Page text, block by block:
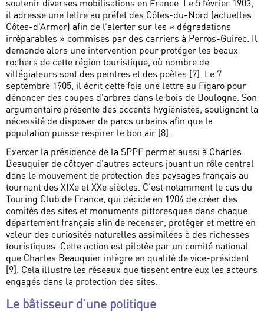
soutenir diverses mobilisations en France. Le 5 février 1903,
il adresse une lettre au préfet des Côtes-du-Nord (actuelles
Côtes-d’Armor) afin de l’alerter sur les « dégradations
irréparables » commises par des carriers à Perros-Guirec. Il
demande alors une intervention pour protéger les beaux
rochers de cette région touristique, où nombre de
villégiateurs sont des peintres et des poètes [7]. Le 7
septembre 1905, il écrit cette fois une lettre au Figaro pour
dénoncer des coupes d’arbres dans le bois de Boulogne. Son
argumentaire présente des accents hygiénistes, soulignant la
nécessité de disposer de parcs urbains afin que la
population puisse respirer le bon air [8].
Exercer la présidence de la SPPF permet aussi à Charles
Beauquier de côtoyer d’autres acteurs jouant un rôle central
dans le mouvement de protection des paysages français au
tournant des XIXe et XXe siècles. C’est notamment le cas du
Touring Club de France, qui décide en 1904 de créer des
comités des sites et monuments pittoresques dans chaque
département français afin de recenser, protéger et mettre en
valeur des curiosités naturelles assimilées à des richesses
touristiques. Cette action est pilotée par un comité national
que Charles Beauquier intègre en qualité de vice-président
[9]. Cela illustre les réseaux que tissent entre eux les acteurs
engagés dans la protection des sites.
Le bâtisseur d’une politique